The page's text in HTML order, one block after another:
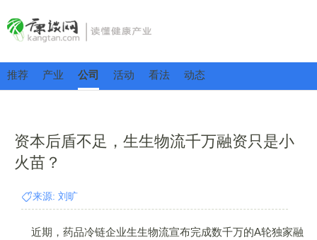
推荐 产业 公司 活动 看法 动态
资本后盾不足，生生物流千万融资只是小
火苗？
来源: 刘旷
近期，药品冷链企业生生物流宣布完成数千万的A轮独家融